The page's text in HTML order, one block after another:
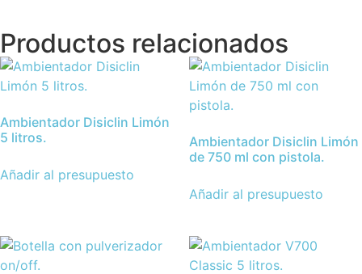
Productos relacionados
Ambientador Disiclin Limón
5 litros.
Añadir al presupuesto
Ambientador Disiclin Limón
de 750 ml con pistola.
Añadir al presupuesto